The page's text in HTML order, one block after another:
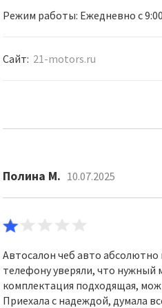
Режим работы: Ежедневно с
Сайт: 21-motors.ru
Полина М. 10.07.2025
Автосалон чеб авто абсолютно
телефону уверяли, что нужный
комплектация подходящая,
Приехала с надеждой, думала